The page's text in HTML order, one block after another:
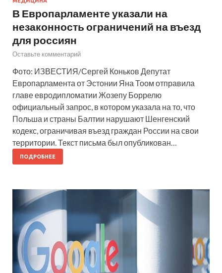
В Европарламенте указали на
незаконность ограничений на въезд
для россиян
Оставьте комментарий
Фото: ИЗВЕСТИЯ/Сергей Коньков Депутат
Европарламента от Эстонии Яна Тоом отправила
главе евродипломатии Жозепу Боррелю
официальный запрос, в котором указала на то, что
Польша и страны Балтии нарушают Шенгенский
кодекс, ограничивая въезд граждан России на свои
территории. Текст письма был опубликован…
ПОДРОБНЕЕ